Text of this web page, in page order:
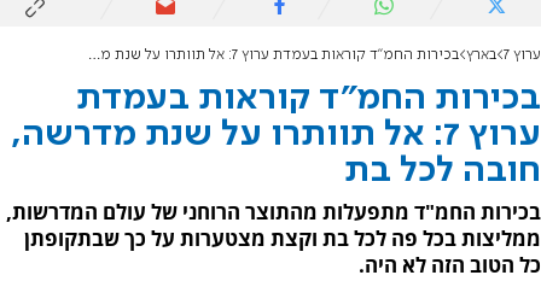
ערוץ 7 בארץ בכירות החמ"ד קוראות בעמדת ערוץ 7: אל תוותרו על שנת מדרשה, חובה לכל בת
בכירות החמ"ד קוראות בעמדת
ערוץ 7: אל תוותרו על שנת מדרשה,
חובה לכל בת
בכירות החמ"ד מתפעלות מהתוצר הרוחני של עולם המדרשות,
ממליצות בכל פה לכל בת וקצת מצטערות על כך שבתקופתן
כל הטוב הזה לא היה.